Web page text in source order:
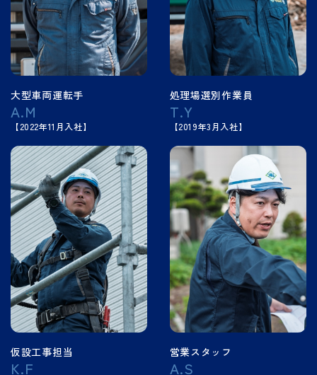
大型車両運転手
A.M
【2022年11月入社】
処理場選別作業員
T.Y
【2019年3月入社】
仮設工事担当
K.F
営業スタッフ
A.S